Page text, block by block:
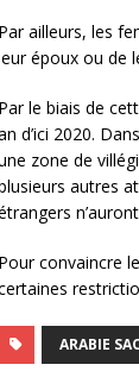
Par ailleurs, les
époux ou de
Par le biais de
d’ici 2020.
zone de
autres
Pour convaincre
ARABIE